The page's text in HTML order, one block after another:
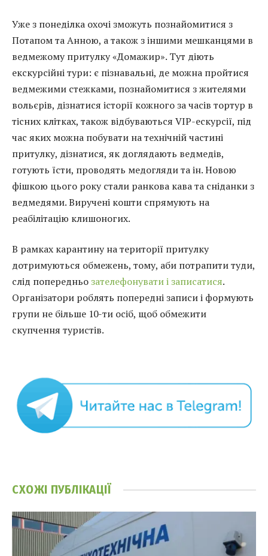
Уже з понеділка охочі зможуть познайомитися з
Потапом та Анною, а також з іншими мешканцями в
ведмежому притулку «Домажир». Тут діють
екскурсійні тури: є пізнавальні, де можна пройтися
ведмежими стежками, познайомитися з жителями
вольєрів, дізнатися історії кожного за часів тортур в
тісних клітках, також відбуваються VIP-ескурсії, під
час яких можна побувати на технічній частині
притулку, дізнатися, як доглядають ведмедів,
готують їсти, проводять медогляди та ін. Новою
фішкою цього року стали ранкова кава та сніданки з
ведмедями. Виручені кошти спрямують на
реабілітацію клишоногих.
В рамках карантину на території притулку
дотримуються обмежень, тому, аби потрапити туди,
слід попередньозателефонувати і записатися.
Організатори роблять попередні записи і формують
групи не більше 10-ти осіб, щоб обмежити
скупчення туристів.
СХОЖІ ПУБЛІКАЦІЇ